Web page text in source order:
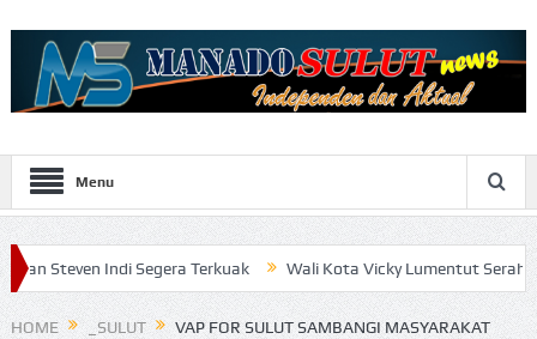
Menu
Indi Segera Terkuak Wali Kota Vicky Lumentut Serahkan LKPD
HOME _SULUT
VAP FOR SULUT SAMBANGI MASYARAKAT